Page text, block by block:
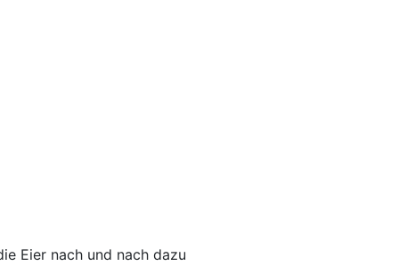
Eier nach und nach dazu